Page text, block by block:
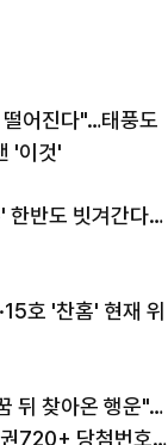
어진다"…태풍도
'이것'
한반도 빗겨간다…
호 '찬홈' 현재 위
뒤 찾아온 행운"…
720+ 당첨번호조